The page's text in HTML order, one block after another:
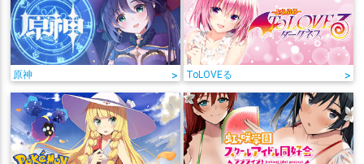
原神 > ToLOVEる >